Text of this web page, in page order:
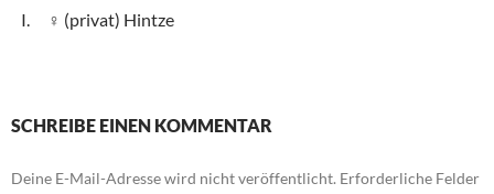
(privat) Hintze
SCHREIBE EINEN KOMMENTAR
Deine E-Mail-Adresse wird nicht veröffentlicht. Erforderliche Felder